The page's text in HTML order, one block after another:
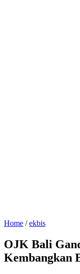
Home /ekbis
OJK Bali
Kembangkan